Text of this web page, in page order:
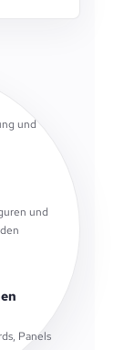
und
und
Panels